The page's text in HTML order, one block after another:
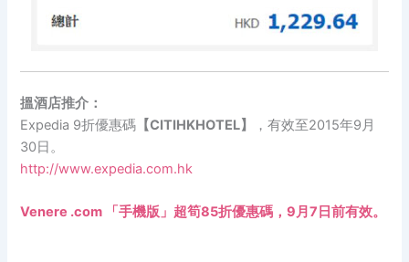
搵酒店推介：
Expedia 9折優惠碼 【CITIHKHOTEL】
，有效至2015年9月
30日。
http://www.expedia.com.hk
Venere .com 「手機版」超筍85折優惠碼，9月7日前有效。